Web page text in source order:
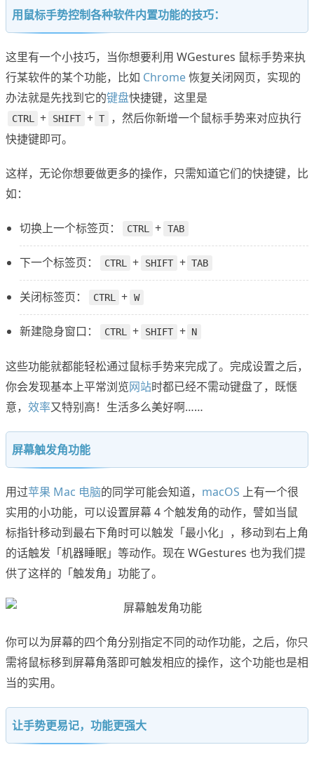
用鼠标手势控制各种软件内置功能的技巧：
这里有一个小技巧，当你想要利用 WGestures 鼠标手势来执
行某软件的某个功能，比如 Chrome恢复关闭网页，实现的
办法就是先找到它的键盘快捷键，这里是
CTRL + SHIFT + T
，然后你新增一个鼠标手势来对应执行
快捷键即可。
这样，无论你想要做更多的操作，只需知道它们的快捷键，比
如：
切换上一个标签页： CTRL + TAB
下一个标签页： CTRL + SHIFT + TAB
关闭标签页： CTRL + W
新建隐身窗口： CTRL + SHIFT + N
这些功能就都能轻松通过鼠标手势来完成了。完成设置之后，
你会发现基本上平常浏览网站时都已经不需动键盘了，既惬
意， 效率又特别高！生活多么美好啊……
屏幕触发角功能
用过苹果 Mac 电脑的同学可能会知道， macOS 上有一个很
实用的小功能，可以设置屏幕 4 个触发角的动作，譬如当鼠
标指针移动到最右下角时可以触发「最小化」，移动到右上角
的话触发「机器睡眠」等动作。现在 WGestures 也为我们提
供了这样的「触发角」功能了。
你可以为屏幕的四个角分别指定不同的动作功能，之后，你只
需将鼠标移到屏幕角落即可触发相应的操作，这个功能也是相
当的实用。
让手势更易记，功能更强大